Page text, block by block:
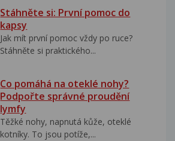
Stáhněte si: První pomoc do
kapsy
Jak mít první pomoc vždy po ruce?
Stáhněte si praktického...
Co pomáhá na oteklé nohy?
Podpořte správné proudění
lymfy
Těžké nohy, napnutá kůže, oteklé
kotníky. To jsou potíže,...